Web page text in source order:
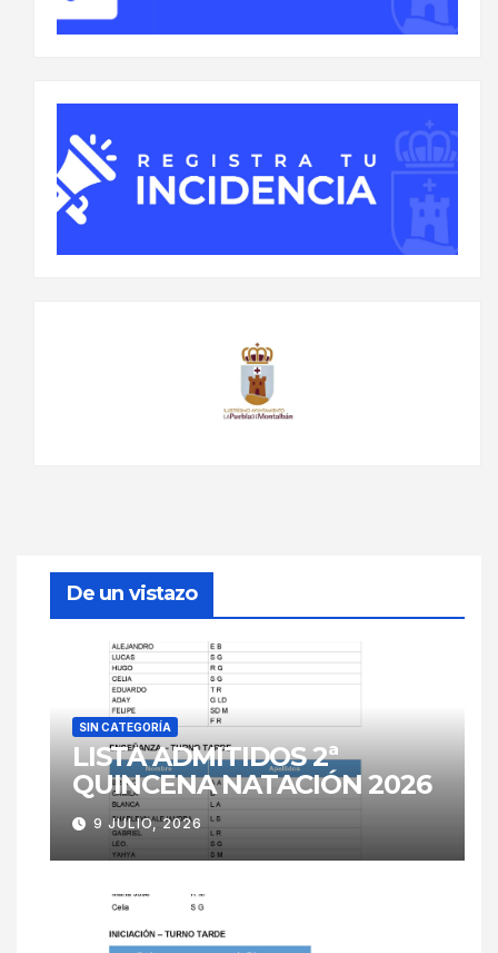
De un vistazo
SIN CATEGORÍA
LISTA ADMITIDOS 2ª
QUINCENA NATACIÓN 2026
9 JULIO, 2026